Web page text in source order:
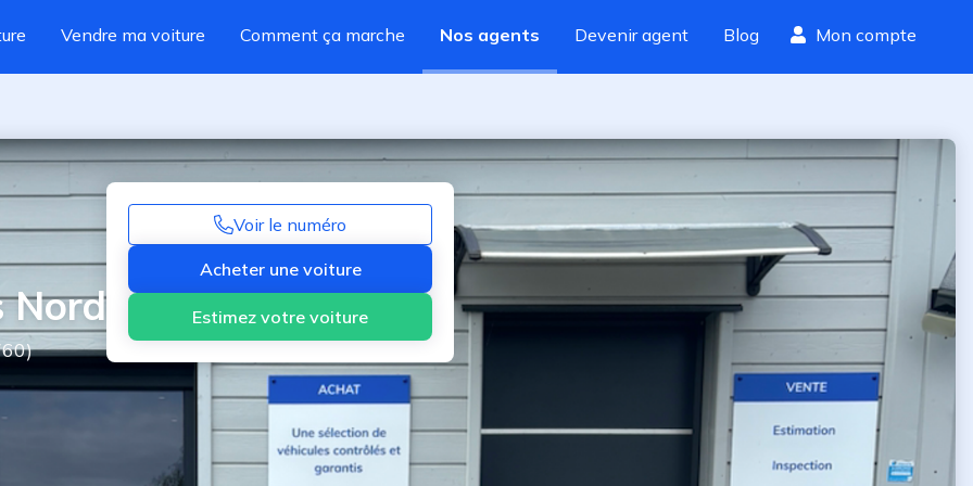
Vendre ma voiture Comment ça marche Nos agents Devenir agent Blog Mon compte
Nord
)
Voir le numéro
Acheter une voiture
Estimez votre voiture